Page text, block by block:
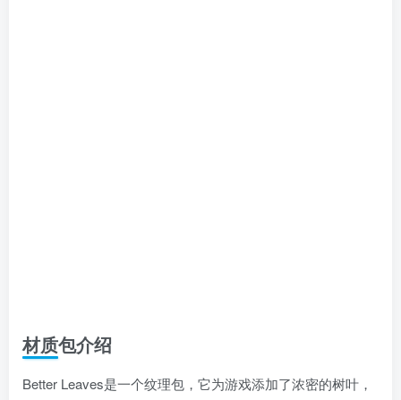
材质包介绍
Better Leaves是一个纹理包，它为游戏添加了浓密的树叶，